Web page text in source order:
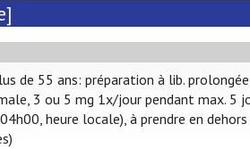
de 55 ans: préparation à lib.
3 ou 5 mg 1x/jour pendant max. 5
heure locale), à prendre en